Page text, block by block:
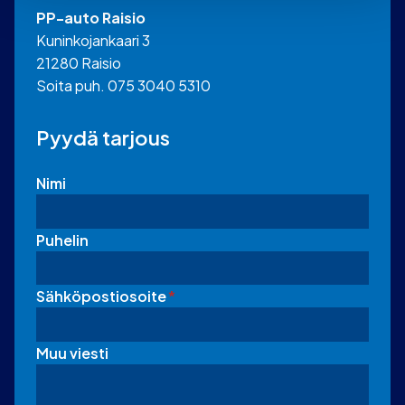
PP-auto Raisio
Kuninkojankaari 3
21280 Raisio
Soita puh. 075 3040 5310
Pyydä tarjous
Nimi
Puhelin
Sähköpostiosoite*
Muu viesti